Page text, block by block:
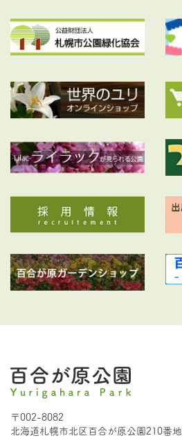
〒002-8082
北海道札幌市北区百合が原公園210番地